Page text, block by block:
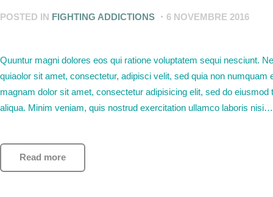
POSTED IN FIGHTING ADDICTIONS 6 NOVEMBRE 2016
Quuntur magni dolores eos qui ratione voluptatem sequi nesciunt.
quiaolor sit amet, consectetur, adipisci velit, sed quia non numquam
magnam dolor sit amet, consectetur adipisicing elit, sed do
aliqua. Minim veniam, quis nostrud exercitation ullamco laboris nisi…
Read more